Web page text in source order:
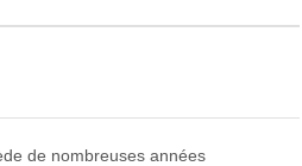
de nombreuses années